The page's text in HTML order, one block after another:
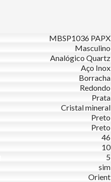
MBSP1036 PAPX
Masculino
Analógico Quartz
Aço Inox
Borracha
Redondo
Prata
Cristal mineral
Preto
Preto
46
10
5
sim
Orient